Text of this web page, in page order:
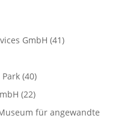
GmbH (41)
Park(40)
(22)
für angewandte